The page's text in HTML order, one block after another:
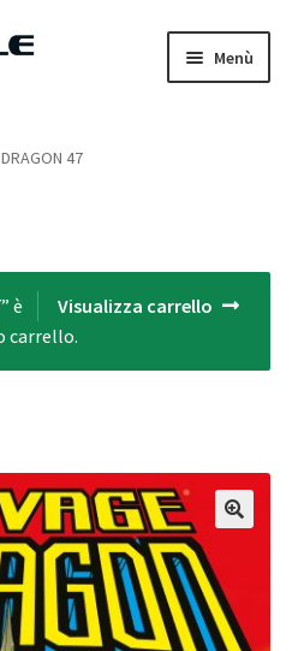
Menù
47
Visualizza carrello
è
carrello.